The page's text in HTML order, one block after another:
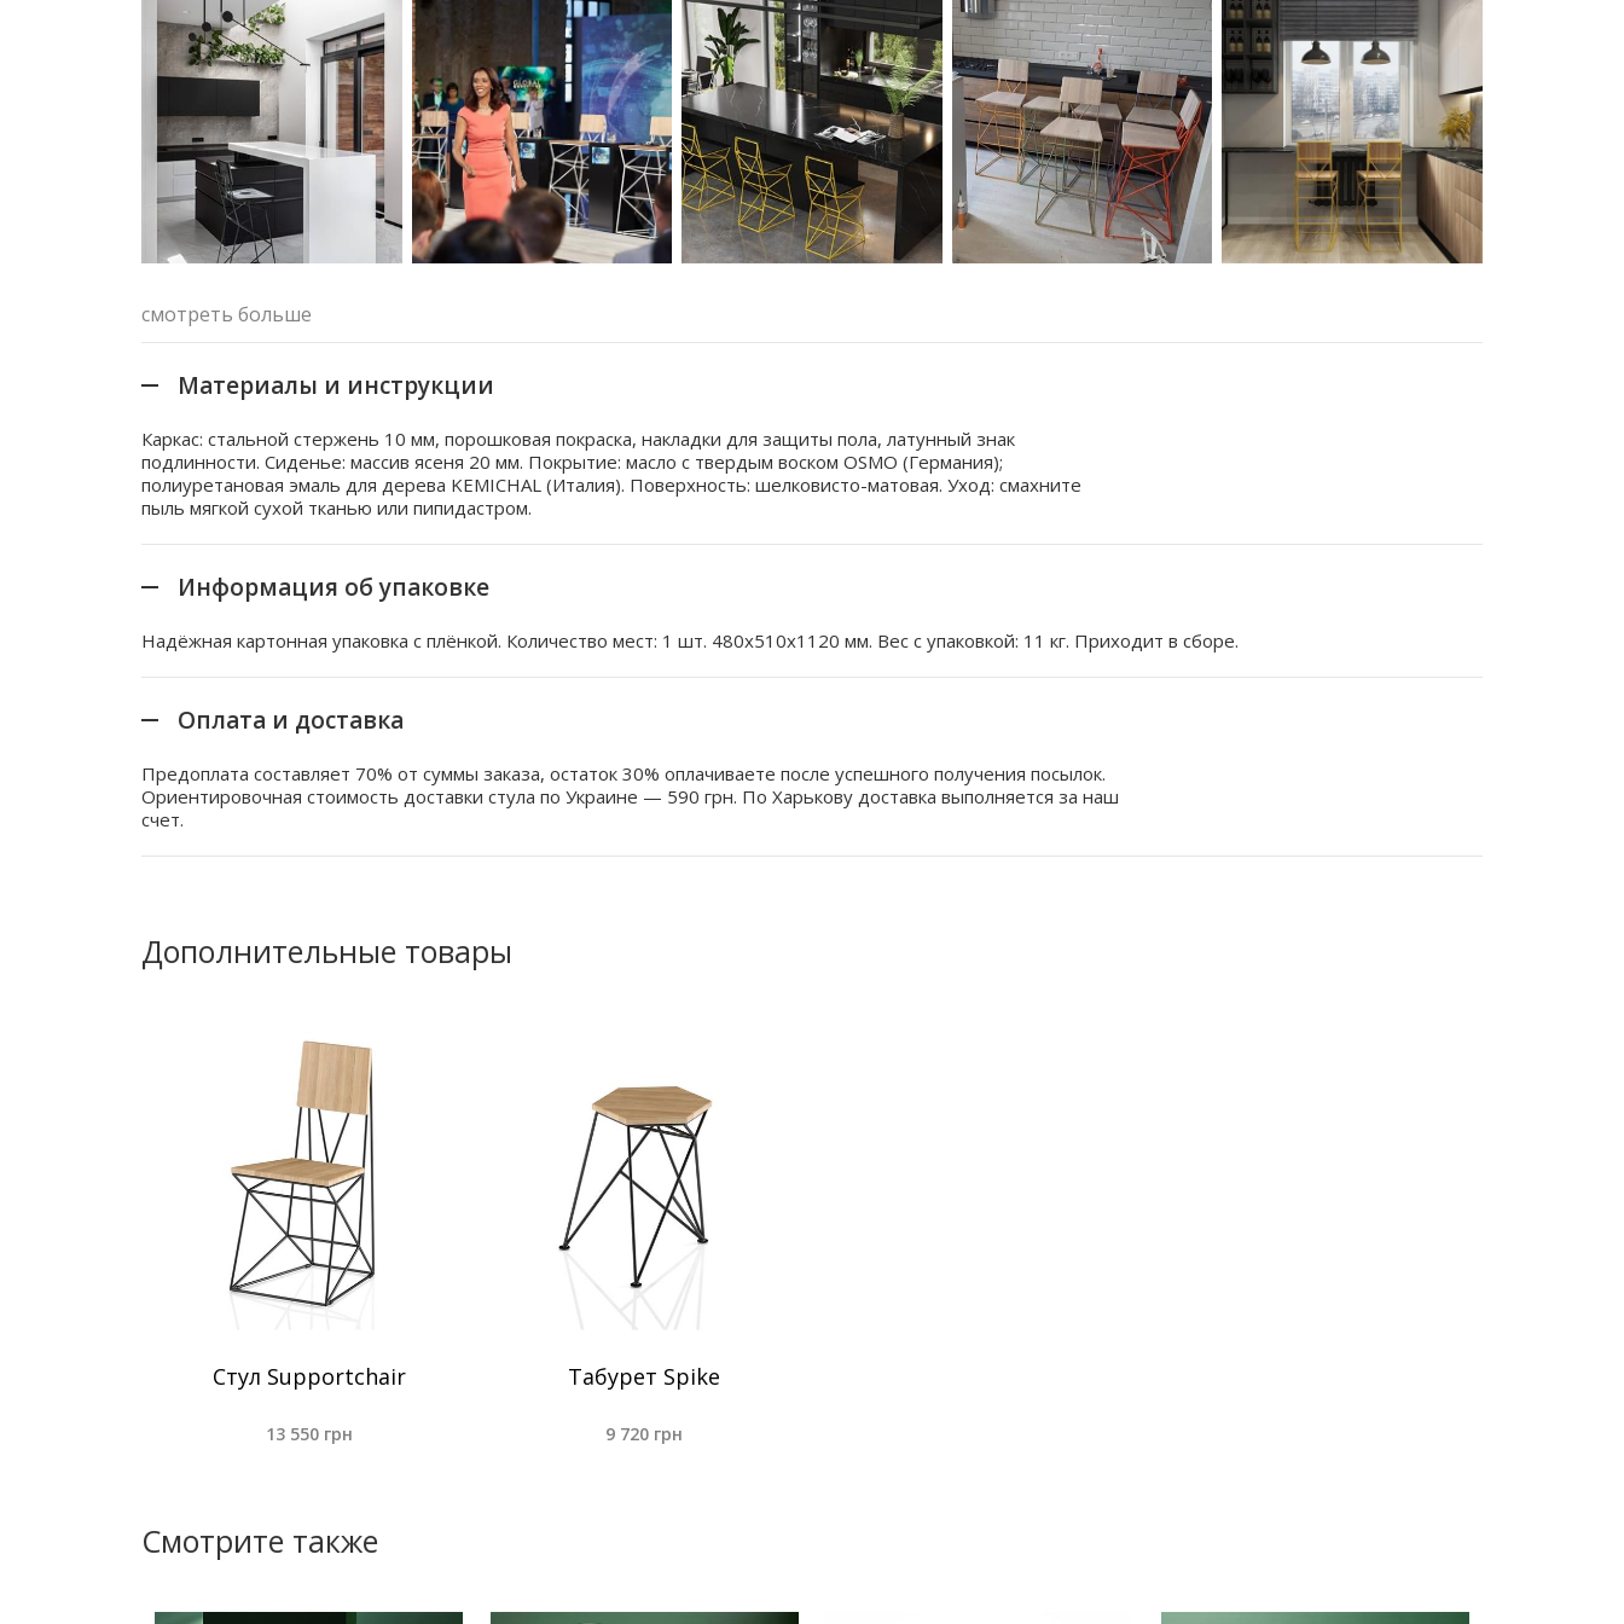
смотреть больше
Материалы и инструкции
Каркас: стальной стержень 10 мм, порошковая покраска, накладки для защиты пола, латунный знак
подлинности. Сиденье: массив ясеня 20 мм. Покрытие: масло с твердым воском OSMO (Германия);
полиуретановая эмаль для дерева KEMICHAL (Италия). Поверхность: шелковисто-матовая. Уход: смахните
пыль мягкой сухой тканью или пипидастром.
Информация об упаковке
Надёжная картонная упаковка с плёнкой. Количество мест: 1 шт. 480x510x1120 мм. Вес с упаковкой: 11 кг. Приходит в сборе.
Оплата и доставка
Предоплата составляет 70% от суммы заказа, остаток 30% оплачиваете после успешного получения посылок.
Ориентировочная стоимость доставки стула по Украине — 590 грн. По Харькову доставка выполняется за наш
счет.
Дополнительные товары
Стул Supportchair
13 550 грн
Табурет Spike
9 720 грн
Смотрите также